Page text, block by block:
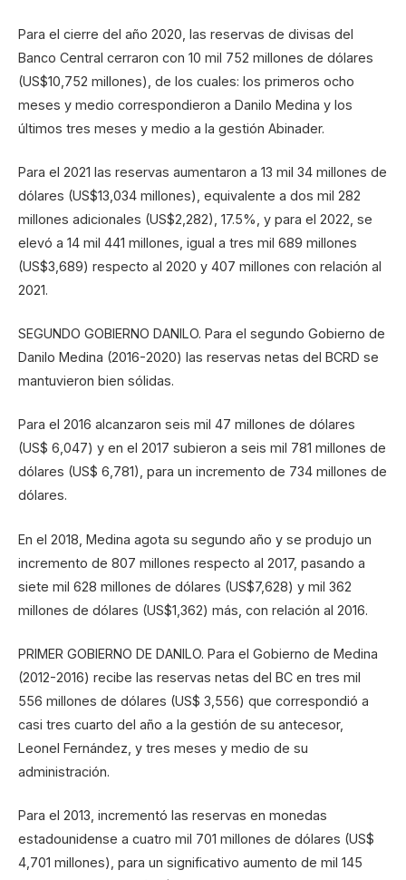
Para el cierre del año 2020, las reservas de divisas del
Banco Central cerraron con 10 mil 752 millones de dólares
(US$10,752 millones), de los cuales: los primeros ocho
meses y medio correspondieron a Danilo Medina y los
últimos tres meses y medio a la gestión Abinader.
Para el 2021 las reservas aumentaron a 13 mil 34 millones de
dólares (US$13,034 millones), equivalente a dos mil 282
millones adicionales (US$2,282), 17.5%, y para el 2022, se
elevó a 14 mil 441 millones, igual a tres mil 689 millones
(US$3,689) respecto al 2020 y 407 millones con relación al
2021.
SEGUNDO GOBIERNO DANILO. Para el segundo Gobierno de
Danilo Medina (2016-2020) las reservas netas del BCRD se
mantuvieron bien sólidas.
Para el 2016 alcanzaron seis mil 47 millones de dólares
(US$ 6,047) y en el 2017 subieron a seis mil 781 millones de
dólares (US$ 6,781), para un incremento de 734 millones de
dólares.
En el 2018, Medina agota su segundo año y se produjo un
incremento de 807 millones respecto al 2017, pasando a
siete mil 628 millones de dólares (US$7,628) y mil 362
millones de dólares (US$1,362) más, con relación al 2016.
PRIMER GOBIERNO DE DANILO. Para el Gobierno de Medina
(2012-2016) recibe las reservas netas del BC en tres mil
556 millones de dólares (US$ 3,556) que correspondió a
casi tres cuarto del año a la gestión de su antecesor,
Leonel Fernández, y tres meses y medio de su
administración.
Para el 2013, incrementó las reservas en monedas
estadounidense a cuatro mil 701 millones de dólares (US$
4,701 millones), para un significativo aumento de mil 145